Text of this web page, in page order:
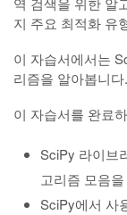
지 주요 최적화 유
이 자습서에서는
리즘을 알아봅니다.
이 자습서를 완료
SciPy 라이브
고리즘 모음
SciPy에서 사